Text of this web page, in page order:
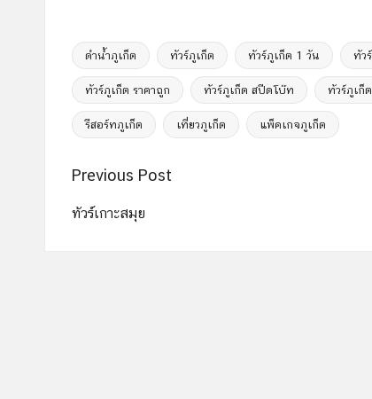
Tags:
ดำน้ำภูเก็ต ทัวร์ภูเก็ต ทัวร์ภูเก็ต 1 วัน ทัว
ทัวร์ภูเก็ต ราคาถูก ทัวร์ภูเก็ต สปีดโบ๊ท ทัวร์ภูเก็
รีสอร์ทภูเก็ต เที่ยวภูเก็ต แพ็คเกจภูเก็ต
Post
navigation
Previous Post
ทัวร์เกาะสมุย